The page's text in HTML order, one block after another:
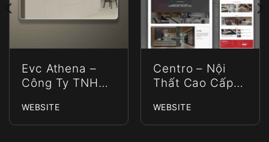
Evc Athena –
Công Ty TNHH
WEBSITE
Centro – Nội
Thất Cao Cấp
WEBSITE